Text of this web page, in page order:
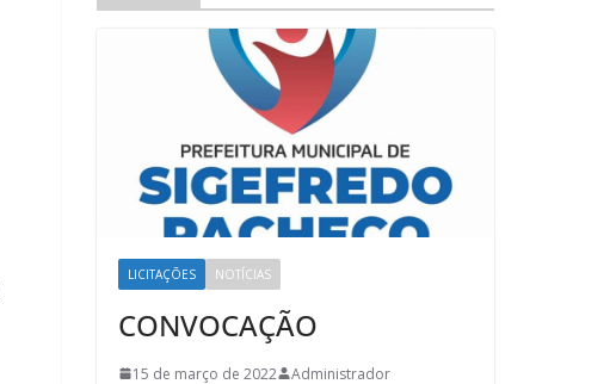
LICITAÇÕES NOTÍCIAS
CONVOCAÇÃO
15 de março de 2022 Administrador